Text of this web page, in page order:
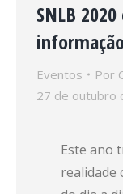
SNLB
Eventos Por
27 de outubro
Este ano
realidade